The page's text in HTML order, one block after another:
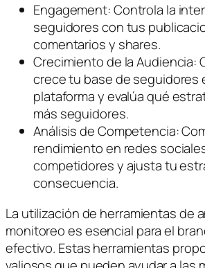
Engagement: Controla la
seguidores con tus
comentarios y shares.
Crecimiento de la Audiencia:
crece tu base de seguidores
plataforma y evalúa qué
más seguidores.
Análisis de Competencia:
rendimiento en redes
competidores y ajusta tu
consecuencia.
La utilización de herramientas de
monitoreo es esencial para el
efectivo. Estas herramientas